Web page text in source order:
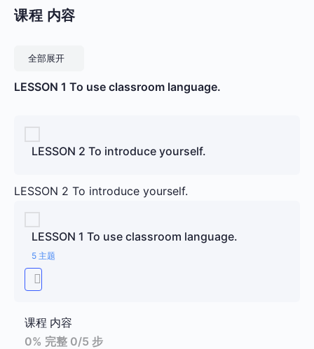
课程 内容
全部展开
LESSON 1 To use classroom language.
LESSON 2 To introduce yourself.
LESSON 2 To introduce yourself.
LESSON 1 To use classroom language.
5 主题
课程 内容
0% 完整 0/5 步